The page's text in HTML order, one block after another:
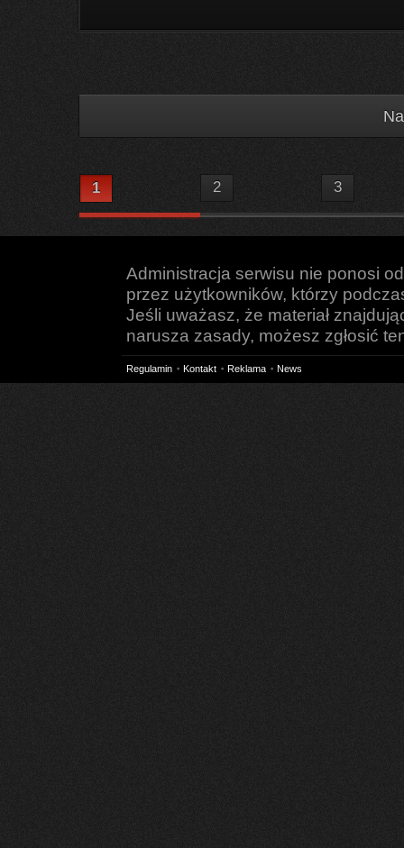
1 2 3
Administracja serwisu nie ponosi
przez użytkowników, którzy
Jeśli uważasz, że materiał
narusza zasady, możesz zgłosić
Regulamin Kontakt Reklama News